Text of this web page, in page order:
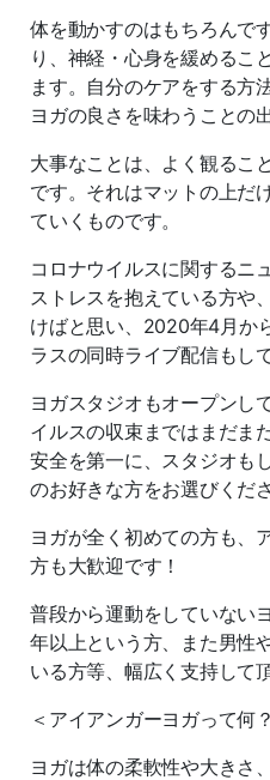
体を動かすのはもちろんで
り、神経・心身を緩めるこ
ます。自分のケアをする方
ヨガの良さを味わうことの
大事なことは、よく観るこ
です。それはマットの上だ
ていくものです。
コロナウイルスに関するニ
ストレスを抱えている方や
けばと思い、2020年4月か
ラスの同時ライブ配信もし
ヨガスタジオもオープンし
イルスの収束まではまだま
安全を第一に、スタジオも
のお好きな方をお選びくださ
ヨガが全く初めての方も、
方も大歓迎です！
普段から運動をしていない
年以上という方、また男性
いる方等、幅広く支持して
＜アイアンガーヨガって何
ヨガは体の柔軟性や大きさ